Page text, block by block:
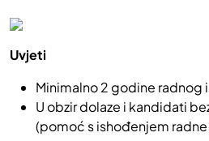
Uvjeti
Minimalno 2 godine radnog
U obzir dolaze i kandidati
(pomoć s ishođenjem